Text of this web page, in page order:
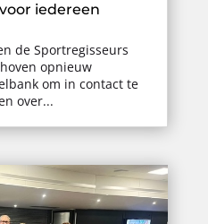
iedereen
de Sportregisseurs
opnieuw
om in contact te
over...